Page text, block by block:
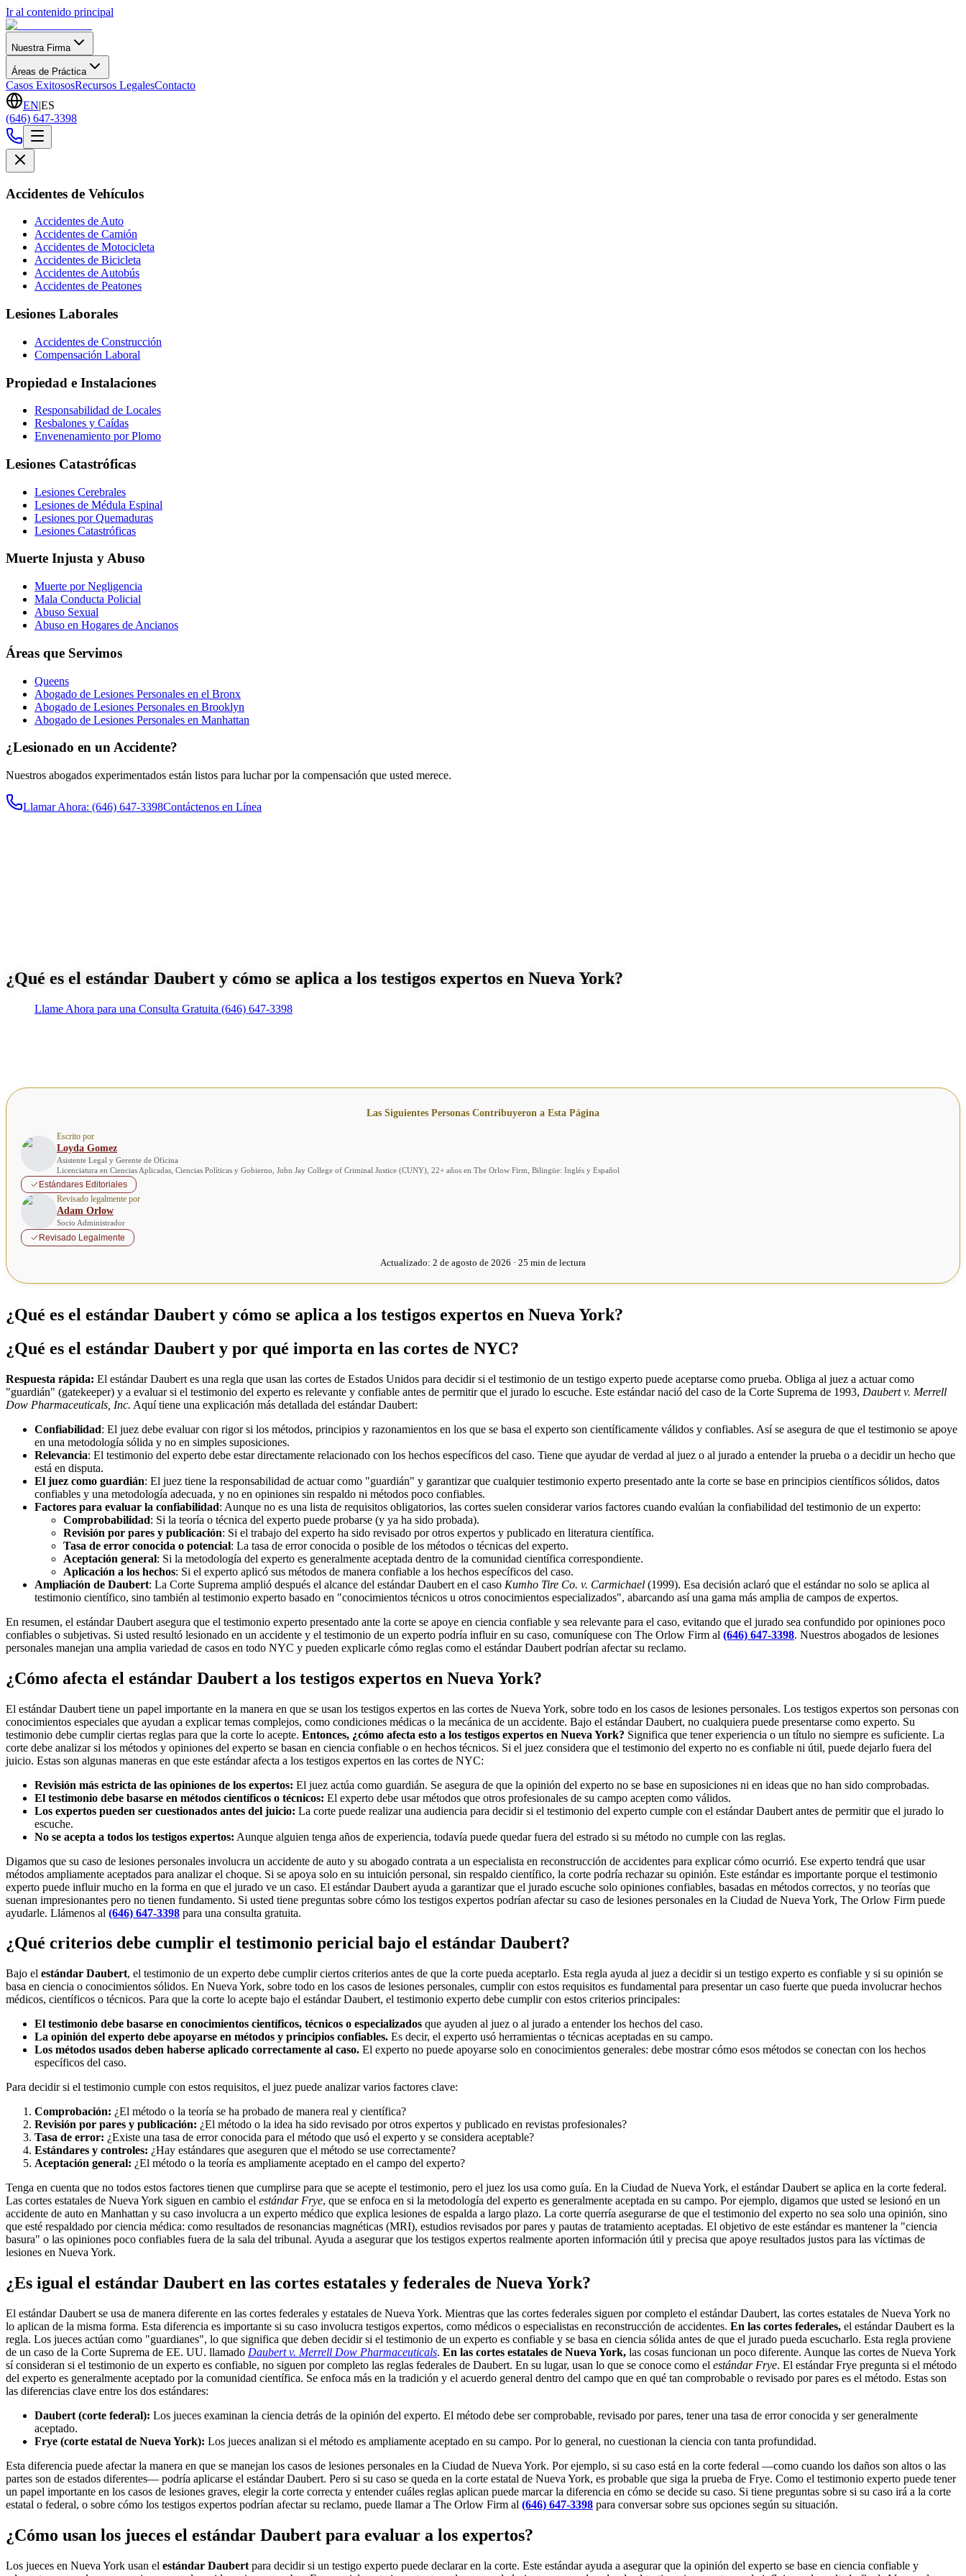
Ir al contenido principal
Nuestra Firma
Áreas de Práctica
Casos ExitososRecursos LegalesContacto
EN|ES
(646) 647-3398
Accidentes de Vehículos
Accidentes de Auto
Accidentes de Camión
Accidentes de Motocicleta
Accidentes de Bicicleta
Accidentes de Autobús
Accidentes de Peatones
Lesiones Laborales
Accidentes de Construcción
Compensación Laboral
Propiedad e Instalaciones
Responsabilidad de Locales
Resbalones y Caídas
Envenenamiento por Plomo
Lesiones Catastróficas
Lesiones Cerebrales
Lesiones de Médula Espinal
Lesiones por Quemaduras
Lesiones Catastróficas
Muerte Injusta y Abuso
Muerte por Negligencia
Mala Conducta Policial
Abuso Sexual
Abuso en Hogares de Ancianos
Áreas que Servimos
Queens
Abogado de Lesiones Personales en el Bronx
Abogado de Lesiones Personales en Brooklyn
Abogado de Lesiones Personales en Manhattan
¿Lesionado en un Accidente?
Nuestros abogados experimentados están listos para luchar por la compensación que usted merece.
Llamar Ahora: (646) 647-3398Contáctenos en Línea
¿Qué es el estándar Daubert y cómo se aplica a los testigos expertos en Nueva York?
Llame Ahora para una Consulta Gratuita (646) 647-3398
Las Siguientes Personas Contribuyeron a Esta Página
Escrito por
Loyda Gomez
Asistente Legal y Gerente de Oficina
Licenciatura en Ciencias Aplicadas, Ciencias Políticas y Gobierno, John Jay College of Criminal Justice (CUNY), 22+ años en The Orlow Firm, Bilingüe: Inglés y Español
Estándares Editoriales
Revisado legalmente por
Adam Orlow
Socio Administrador
Revisado Legalmente
Actualizado: 2 de agosto de 2026 · 25 min de lectura
¿Qué es el estándar Daubert y cómo se aplica a los testigos expertos en Nueva York?
¿Qué es el estándar Daubert y por qué importa en las cortes de NYC?
Respuesta rápida: El estándar Daubert es una regla que usan las cortes de Estados Unidos para decidir si el testimonio de un testigo experto puede aceptarse como prueba. Obliga al juez a actuar como
"guardián" (gatekeeper) y a evaluar si el testimonio del experto es relevante y confiable antes de permitir que el jurado lo escuche. Este estándar nació del caso de la Corte Suprema de 1993, Daubert v. Merrell
Dow Pharmaceuticals, Inc. Aquí tiene una explicación más detallada del estándar Daubert:
Confiabilidad: El juez debe evaluar con rigor si los métodos, principios y razonamientos en los que se basa el experto son científicamente válidos y confiables. Así se asegura de que el testimonio se apoye
en una metodología sólida y no en simples suposiciones.
Relevancia: El testimonio del experto debe estar directamente relacionado con los hechos específicos del caso. Tiene que ayudar de verdad al juez o al jurado a entender la prueba o a decidir un hecho que
está en disputa.
El juez como guardián: El juez tiene la responsabilidad de actuar como "guardián" y garantizar que cualquier testimonio experto presentado ante la corte se base en principios científicos sólidos, datos
confiables y una metodología adecuada, y no en opiniones sin respaldo ni métodos poco confiables.
Factores para evaluar la confiabilidad: Aunque no es una lista de requisitos obligatorios, las cortes suelen considerar varios factores cuando evalúan la confiabilidad del testimonio de un experto:
Comprobabilidad: Si la teoría o técnica del experto puede probarse (y ya ha sido probada).
Revisión por pares y publicación: Si el trabajo del experto ha sido revisado por otros expertos y publicado en literatura científica.
Tasa de error conocida o potencial: La tasa de error conocida o posible de los métodos o técnicas del experto.
Aceptación general: Si la metodología del experto es generalmente aceptada dentro de la comunidad científica correspondiente.
Aplicación a los hechos: Si el experto aplicó sus métodos de manera confiable a los hechos específicos del caso.
Ampliación de Daubert: La Corte Suprema amplió después el alcance del estándar Daubert en el caso Kumho Tire Co. v. Carmichael (1999). Esa decisión aclaró que el estándar no solo se aplica al
testimonio científico, sino también al testimonio experto basado en "conocimientos técnicos u otros conocimientos especializados", abarcando así una gama más amplia de campos de expertos.
En resumen, el estándar Daubert asegura que el testimonio experto presentado ante la corte se apoye en ciencia confiable y sea relevante para el caso, evitando que el jurado sea confundido por opiniones poco
confiables o subjetivas. Si usted resultó lesionado en un accidente y el testimonio de un experto podría influir en su caso, comuníquese con The Orlow Firm al (646) 647-3398. Nuestros abogados de lesiones
personales manejan una amplia variedad de casos en todo NYC y pueden explicarle cómo reglas como el estándar Daubert podrían afectar su reclamo.
¿Cómo afecta el estándar Daubert a los testigos expertos en Nueva York?
El estándar Daubert tiene un papel importante en la manera en que se usan los testigos expertos en las cortes de Nueva York, sobre todo en los casos de lesiones personales. Los testigos expertos son personas con
conocimientos especiales que ayudan a explicar temas complejos, como condiciones médicas o la mecánica de un accidente. Bajo el estándar Daubert, no cualquiera puede presentarse como experto. Su
testimonio debe cumplir ciertas reglas para que la corte lo acepte. Entonces, ¿cómo afecta esto a los testigos expertos en Nueva York? Significa que tener experiencia o un título no siempre es suficiente. La
corte debe analizar si los métodos y opiniones del experto se basan en ciencia confiable o en hechos técnicos. Si el juez considera que el testimonio del experto no es confiable ni útil, puede dejarlo fuera del
juicio. Estas son algunas maneras en que este estándar afecta a los testigos expertos en las cortes de NYC:
Revisión más estricta de las opiniones de los expertos: El juez actúa como guardián. Se asegura de que la opinión del experto no se base en suposiciones ni en ideas que no han sido comprobadas.
El testimonio debe basarse en métodos científicos o técnicos: El experto debe usar métodos que otros profesionales de su campo acepten como válidos.
Los expertos pueden ser cuestionados antes del juicio: La corte puede realizar una audiencia para decidir si el testimonio del experto cumple con el estándar Daubert antes de permitir que el jurado lo
escuche.
No se acepta a todos los testigos expertos: Aunque alguien tenga años de experiencia, todavía puede quedar fuera del estrado si su método no cumple con las reglas.
Digamos que su caso de lesiones personales involucra un accidente de auto y su abogado contrata a un especialista en reconstrucción de accidentes para explicar cómo ocurrió. Ese experto tendrá que usar
métodos ampliamente aceptados para analizar el choque. Si se apoya solo en su intuición personal, sin respaldo científico, la corte podría rechazar su opinión. Este estándar es importante porque el testimonio
experto puede influir mucho en la forma en que el jurado ve un caso. El estándar Daubert ayuda a garantizar que el jurado escuche solo opiniones confiables, basadas en métodos correctos, y no teorías que
suenan impresionantes pero no tienen fundamento. Si usted tiene preguntas sobre cómo los testigos expertos podrían afectar su caso de lesiones personales en la Ciudad de Nueva York, The Orlow Firm puede
ayudarle. Llámenos al (646) 647-3398 para una consulta gratuita.
¿Qué criterios debe cumplir el testimonio pericial bajo el estándar Daubert?
Bajo el estándar Daubert, el testimonio de un experto debe cumplir ciertos criterios antes de que la corte pueda aceptarlo. Esta regla ayuda al juez a decidir si un testigo experto es confiable y si su opinión se
basa en ciencia o conocimientos sólidos. En Nueva York, sobre todo en los casos de lesiones personales, cumplir con estos requisitos es fundamental para presentar un caso fuerte que pueda involucrar hechos
médicos, científicos o técnicos. Para que la corte lo acepte bajo el estándar Daubert, el testimonio experto debe cumplir con estos criterios principales:
El testimonio debe basarse en conocimientos científicos, técnicos o especializados que ayuden al juez o al jurado a entender los hechos del caso.
La opinión del experto debe apoyarse en métodos y principios confiables. Es decir, el experto usó herramientas o técnicas aceptadas en su campo.
Los métodos usados deben haberse aplicado correctamente al caso. El experto no puede apoyarse solo en conocimientos generales: debe mostrar cómo esos métodos se conectan con los hechos
específicos del caso.
Para decidir si el testimonio cumple con estos requisitos, el juez puede analizar varios factores clave:
Comprobación: ¿El método o la teoría se ha probado de manera real y científica?
Revisión por pares y publicación: ¿El método o la idea ha sido revisado por otros expertos y publicado en revistas profesionales?
Tasa de error: ¿Existe una tasa de error conocida para el método que usó el experto y se considera aceptable?
Estándares y controles: ¿Hay estándares que aseguren que el método se use correctamente?
Aceptación general: ¿El método o la teoría es ampliamente aceptado en el campo del experto?
Tenga en cuenta que no todos estos factores tienen que cumplirse para que se acepte el testimonio, pero el juez los usa como guía. En la Ciudad de Nueva York, el estándar Daubert se aplica en la corte federal.
Las cortes estatales de Nueva York siguen en cambio el estándar Frye, que se enfoca en si la metodología del experto es generalmente aceptada en su campo. Por ejemplo, digamos que usted se lesionó en un
accidente de auto en Manhattan y su caso involucra a un experto médico que explica lesiones de espalda a largo plazo. La corte querría asegurarse de que el testimonio del experto no sea solo una opinión, sino
que esté respaldado por ciencia médica: como resultados de resonancias magnéticas (MRI), estudios revisados por pares y pautas de tratamiento aceptadas. El objetivo de este estándar es mantener la "ciencia
basura" o las opiniones poco confiables fuera de la sala del tribunal. Ayuda a asegurar que los testigos expertos realmente aporten información útil y precisa que apoye resultados justos para las víctimas de
lesiones en Nueva York.
¿Es igual el estándar Daubert en las cortes estatales y federales de Nueva York?
El estándar Daubert se usa de manera diferente en las cortes federales y estatales de Nueva York. Mientras que las cortes federales siguen por completo el estándar Daubert, las cortes estatales de Nueva York no
lo aplican de la misma forma. Esta diferencia es importante si su caso involucra testigos expertos, como médicos o especialistas en reconstrucción de accidentes. En las cortes federales, el estándar Daubert es la
regla. Los jueces actúan como "guardianes", lo que significa que deben decidir si el testimonio de un experto es confiable y se basa en ciencia sólida antes de que el jurado pueda escucharlo. Esta regla proviene
de un caso de la Corte Suprema de EE. UU. llamado Daubert v. Merrell Dow Pharmaceuticals. En las cortes estatales de Nueva York, las cosas funcionan un poco diferente. Aunque las cortes de Nueva York
sí consideran si el testimonio de un experto es confiable, no siguen por completo las reglas federales de Daubert. En su lugar, usan lo que se conoce como el estándar Frye. El estándar Frye pregunta si el método
del experto es generalmente aceptado por la comunidad científica. Se enfoca más en la tradición y el acuerdo general dentro del campo que en qué tan comprobable o revisado por pares es el método. Estas son
las diferencias clave entre los dos estándares:
Daubert (corte federal): Los jueces examinan la ciencia detrás de la opinión del experto. El método debe ser comprobable, revisado por pares, tener una tasa de error conocida y ser generalmente
aceptado.
Frye (corte estatal de Nueva York): Los jueces analizan si el método es ampliamente aceptado en su campo. Por lo general, no cuestionan la ciencia con tanta profundidad.
Esta diferencia puede afectar la manera en que se manejan los casos de lesiones personales en la Ciudad de Nueva York. Por ejemplo, si su caso está en la corte federal —como cuando los daños son altos o las
partes son de estados diferentes— podría aplicarse el estándar Daubert. Pero si su caso se queda en la corte estatal de Nueva York, es probable que siga la prueba de Frye. Como el testimonio experto puede tener
un papel importante en los casos de lesiones graves, elegir la corte correcta y entender cuáles reglas aplican puede marcar la diferencia en cómo se decide su caso. Si tiene preguntas sobre si su caso irá a la corte
estatal o federal, o sobre cómo los testigos expertos podrían afectar su reclamo, puede llamar a The Orlow Firm al (646) 647-3398 para conversar sobre sus opciones según su situación.
¿Cómo usan los jueces el estándar Daubert para evaluar a los expertos?
Los jueces en Nueva York usan el estándar Daubert para decidir si un testigo experto puede declarar en la corte. Este estándar ayuda a asegurar que la opinión del experto se base en ciencia confiable y